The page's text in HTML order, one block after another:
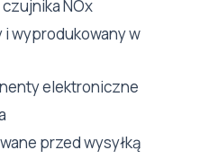
NOx
wyprodukowany w
elektroniczne
przed wysyłką